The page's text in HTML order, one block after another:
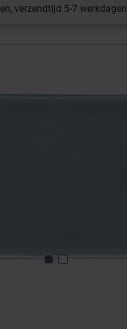
verzendtijd 5-7 werkdagen